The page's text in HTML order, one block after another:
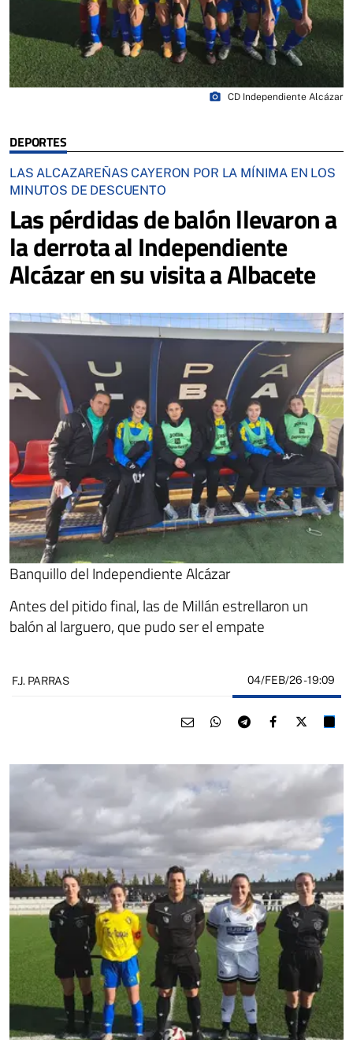
DEPORTES
LAS ALCAZAREÑAS CAYERON POR LA MÍNIMA EN LOS
MINUTOS DE DESCUENTO
Las pérdidas de balón llevaron a
la derrota al Independiente
Alcázar en su visita a Albacete
Banquillo del Independiente Alcázar
Antes del pitido final, las de Millán estrellaron un
balón al larguero, que pudo ser el empate
photo_camera CD Independiente Alcázar
F.J. PARRAS 04/FEB/26- 19:09